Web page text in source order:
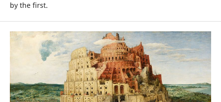
by the first.